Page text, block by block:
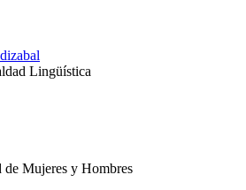
Lingüística
de Mujeres y Hombres